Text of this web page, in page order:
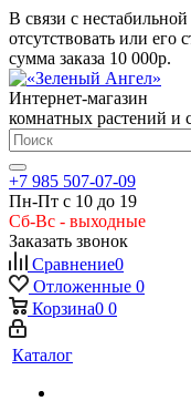
В связи с
отсутствовать или его
сумма заказа 10 000р.
Интернет-магазин
комнатных растений и
+7 985 507-07-09
Пн-Пт с 10 до 19
Сб-Вс - выходные
Заказать звонок
Сравнение0
Отложенные 0
Корзина0 0
Каталог